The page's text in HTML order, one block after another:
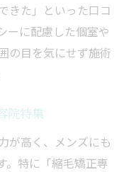
きた」といった口コ
ーに配慮した個室や
の目を気にせず施術
院特集
が高く、メンズにも
。特に「縮毛矯正専